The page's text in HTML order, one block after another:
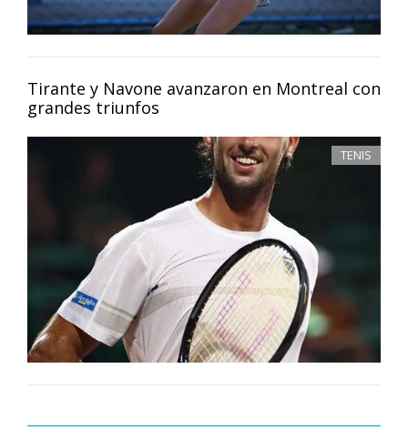
Tirante y Navone avanzaron en Montreal con
grandes triunfos
TENIS